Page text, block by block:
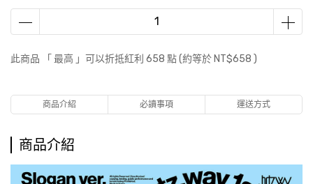
此商品 「 最高 」可以折抵紅利 658 點 (約等於 NT$658 )
商品介紹 必讀事項 運送方式
商品介紹